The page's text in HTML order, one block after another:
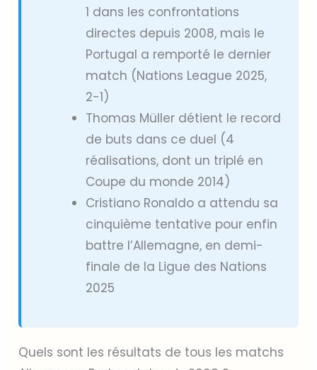
1 dans les confrontations
directes depuis 2008, mais le
Portugal a remporté le dernier
match (Nations League 2025,
2-1)
Thomas Müller détient le record
de buts dans ce duel (4
réalisations, dont un triplé en
Coupe du monde 2014)
Cristiano Ronaldo a attendu sa
cinquième tentative pour enfin
battre l’Allemagne, en demi-
finale de la Ligue des Nations
2025
Quels sont les résultats de tous les matchs